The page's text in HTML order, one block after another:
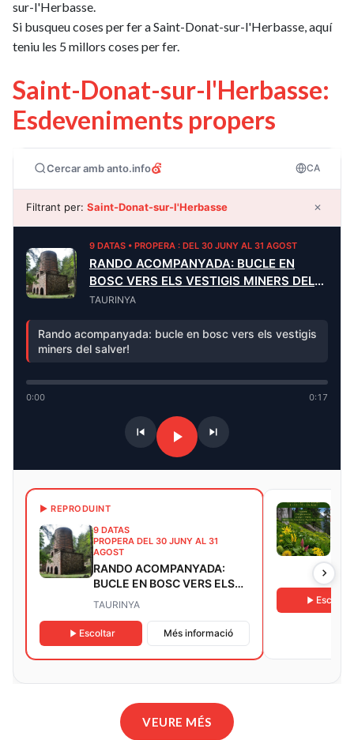
sur-l'Herbasse.
Si busqueu coses per fer a Saint-Donat-sur-l'Herbasse, aquí
teniu les 5 millors coses per fer.
Saint-Donat-sur-l'Herbasse:
Esdeveniments propers
Cercar amb anto.info CA
Filtrant per: Saint-Donat-sur-l'Herbasse ✕
9 DATAS • PROPERA : DEL 30 JUNY AL 31 AGOST
RANDO ACOMPANYADA: BUCLE EN
BOSC VERS ELS VESTIGIS MINERS DEL
SALVER
TAURINYA
Rando acompanyada: bucle en bosc vers els vestigis
miners del salver!
0:00 0:17
▶ REPRODUINT
9 DATAS
PROPERA DEL 30 JUNY AL 31
AGOST
RANDO ACOMPANYADA:
BUCLE EN BOSC VERS ELS
VESTIGIS MINERS DEL
TAURINYA
Escoltar Més informació
8
Escoltar
VEURE MÉS